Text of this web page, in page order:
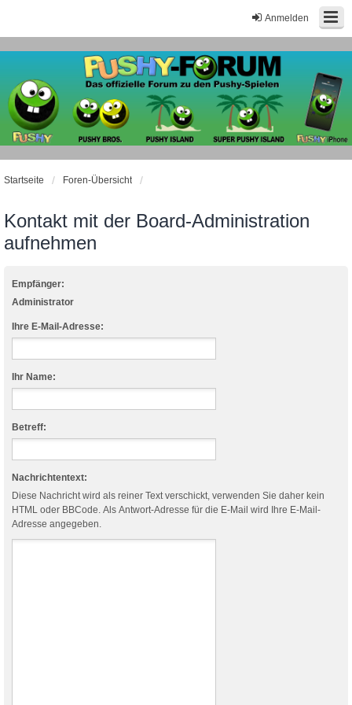
Anmelden
Startseite Foren-Übersicht
Kontakt mit der Board-Administration
aufnehmen
Empfänger:
Administrator
Ihre E-Mail-Adresse:
Ihr Name:
Betreff:
Nachrichtentext:
Diese Nachricht wird als reiner Text verschickt, verwenden Sie daher kein
HTML oder BBCode. Als Antwort-Adresse für die E-Mail wird Ihre E-Mail-
Adresse angegeben.